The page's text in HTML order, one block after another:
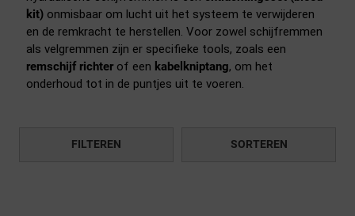
kit)onmisbaar om lucht uit het systeem te verwijderen
en de remkracht te herstellen. Voor zowel schijfremmen
als velgremmen zijn er specifieke tools, zoals een
remschijf richterof een kabelkniptang, om het
onderhoud tot in de puntjes uit te voeren.
FILTEREN SORTEREN